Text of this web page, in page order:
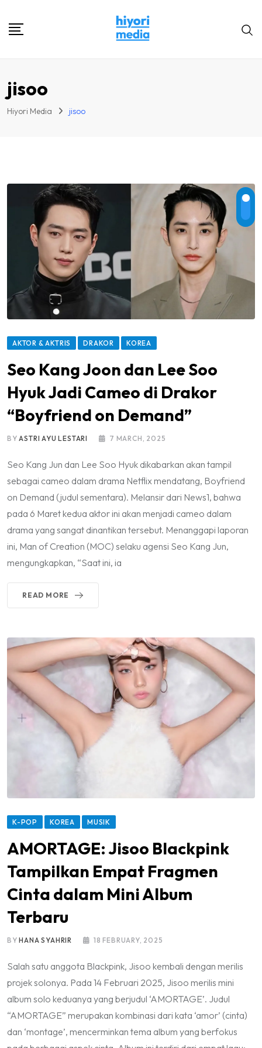
jisoo
Hiyori Media jisoo
AKTOR & AKTRIS DRAKOR KOREA
Seo Kang Joon dan Lee Soo
Hyuk Jadi Cameo di Drakor
“Boyfriend on Demand”
BYASTRI AYU LESTARI 7 MARCH, 2025
Seo Kang Jun dan Lee Soo Hyuk dikabarkan akan tampil
sebagai cameo dalam drama Netflix mendatang, Boyfriend
on Demand (judul sementara). Melansir dari News1, bahwa
pada 6 Maret kedua aktor ini akan menjadi cameo dalam
drama yang sangat dinantikan tersebut. Menanggapi laporan
ini, Man of Creation (MOC) selaku agensi Seo Kang Jun,
mengungkapkan, “Saat ini, ia
READ MORE
K-POP KOREA MUSIK
AMORTAGE: Jisoo Blackpink
Tampilkan Empat Fragmen
Cinta dalam Mini Album
Terbaru
BYHANA SYAHRIR 18 FEBRUARY, 2025
Salah satu anggota Blackpink, Jisoo kembali dengan merilis
projek solonya. Pada 14 Februari 2025, Jisoo merilis mini
album solo keduanya yang berjudul ‘AMORTAGE’. Judul
“AMORTAGE” merupakan kombinasi dari kata ‘amor’ (cinta)
dan ‘montage’, mencerminkan tema album yang berfokus